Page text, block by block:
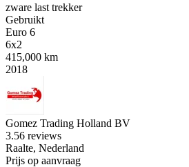
zware last trekker
Gebruikt
Euro 6
6x2
415,000 km
2018
Gomez Trading Holland BV
3.56 reviews
Raalte, Nederland
Prijs op aanvraag